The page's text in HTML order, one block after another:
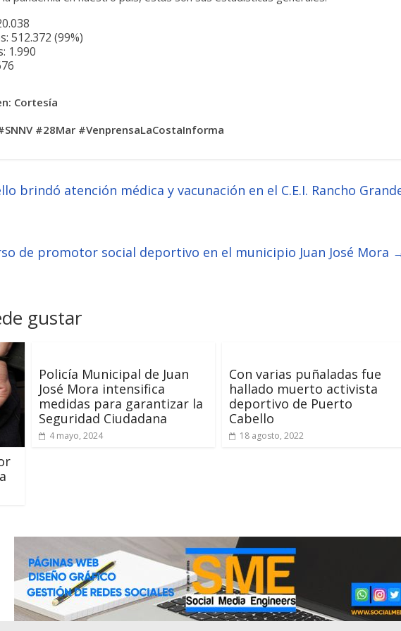
512.372 (99%)
1.990
Cortesía
#28Mar #VenprensaLaCostaInforma
brindó atención médica y vacunación en el C.E.I. Rancho
de promotor social deportivo en el municipio Juan José Mora
gustar
Policía Municipal de Juan
José Mora intensifica
medidas para garantizar la
Seguridad Ciudadana
4 mayo, 2024
Con varias puñaladas fue
hallado muerto activista
deportivo de Puerto
Cabello
18 agosto, 2022